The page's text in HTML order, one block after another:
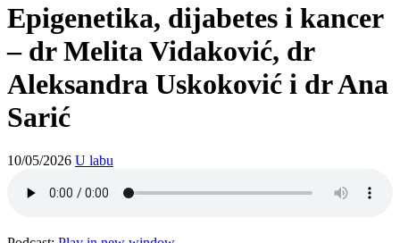
Epigenetika, dijabetes i kancer
– dr Melita Vidaković, dr
Aleksandra Uskoković i dr Ana
Sarić
10/05/2026 U labu